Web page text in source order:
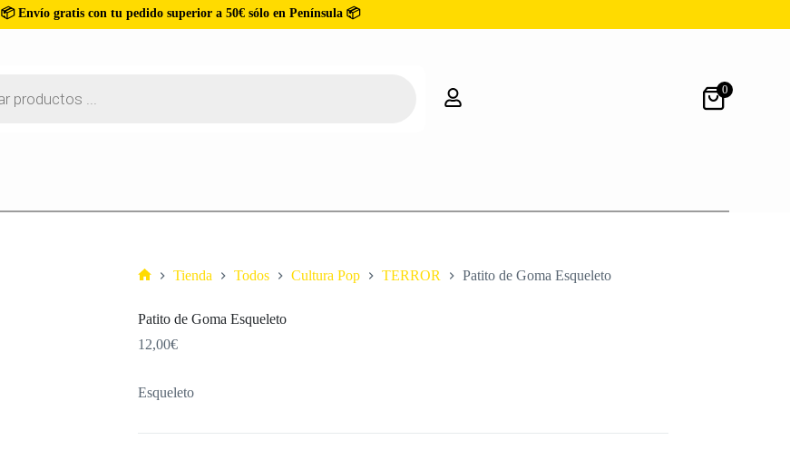
📦 Envío gratis con tu pedido superior a 50€ sólo en Península 📦
0
Tienda Todos Cultura Pop TERROR Patito de Goma Esqueleto
Patito de Goma Esqueleto
12,00€
Esqueleto